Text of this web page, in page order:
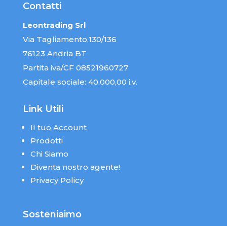
Contatti
Leontrading Srl
Via Tagliamento,130/136
76123 Andria BT
Partita iva/CF 08521960727
Capitale sociale: 40.000,00 i.v.
Link Utili
Il tuo Account
Prodotti
Chi Siamo
Diventa nostro agente!
Privacy Policy
Sosteniaimo